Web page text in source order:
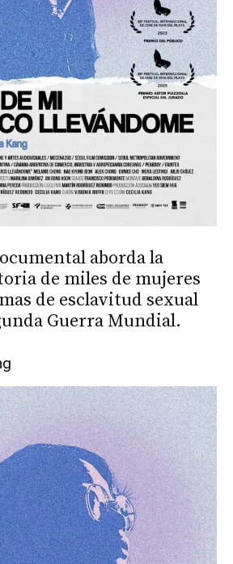
aborda la
de miles de mujeres
de esclavitud sexual
Guerra Mundial.